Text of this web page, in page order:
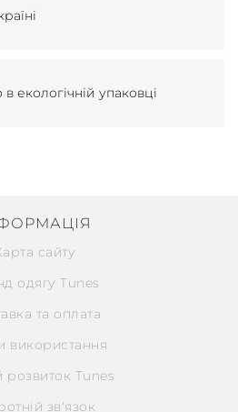
екологічній упаковці
сайту
одягу Tunes
та оплата
використання
розвиток Tunes
зв'язок